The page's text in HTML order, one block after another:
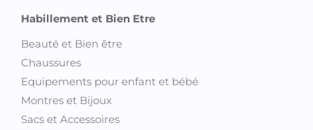
Habillement et Bien Etre
Beauté et Bien être
Chaussures
Equipements pour enfant et bébé
Montres et Bijoux
Sacs et Accessoires